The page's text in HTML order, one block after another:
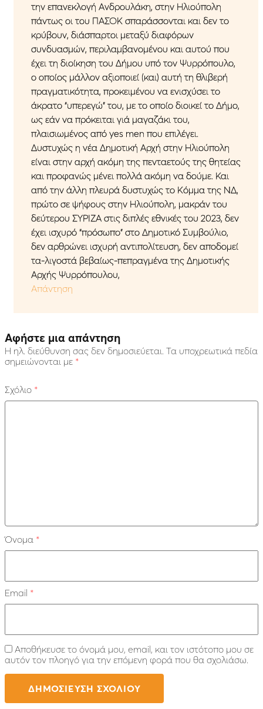
την επανεκλογή Ανδρουλάκη, στην Ηλιούπολη
πάντως οι του ΠΑΣΟΚ σπαράσσονται και δεν το
κρύβουν, διάσπαρτοι μεταξύ διαφόρων
συνδυασμών, περιλαμβανομένου και αυτού που
έχει τη διοίκηση του Δήμου υπό τον Ψυρρόπουλο,
ο οποίος μάλλον αξιοποιεί (και) αυτή τη θλιβερή
πραγματικότητα, προκειμένου να ενισχύσει το
άκρατο “υπερεγώ” του, με το οποίο διοικεί το Δήμο,
ως εάν να πρόκειται γιά μαγαζάκι του,
πλαισιωμένος από yes men που επιλέγει.
Δυστυχώς η νέα Δημοτική Αρχή στην Ηλιούπολη
είναι στην αρχή ακόμη της πενταετούς της θητείας
και προφανώς μένει πολλά ακόμη να δούμε. Και
από την άλλη πλευρά δυστυχώς το Κόμμα της ΝΔ,
πρώτο σε ψήφους στην Ηλιούπολη, μακράν του
δεύτερου ΣΥΡΙΖΑ στις διπλές εθνικές του 2023, δεν
έχει ισχυρό “πρόσωπο” στο Δημοτικό Συμβούλιο,
δεν αρθρώνει ισχυρή αντιπολίτευση, δεν αποδομεί
τα-λιγοστά βεβαίως-πεπραγμένα της Δημοτικής
Αρχής Ψυρρόπουλου,
Απάντηση
Αφήστε μια απάντηση
Η ηλ. διεύθυνση σας δεν δημοσιεύεται. Τα υποχρεωτικά πεδία
σημειώνονται με *
Σχόλιο *
Όνομα *
Email *
Αποθήκευσε το όνομά μου, email, και τον ιστότοπο μου σε
αυτόν τον πλοηγό για την επόμενη φορά που θα σχολιάσω.